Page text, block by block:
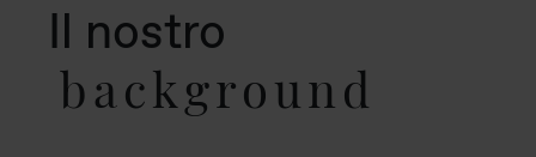
Il nostro
background